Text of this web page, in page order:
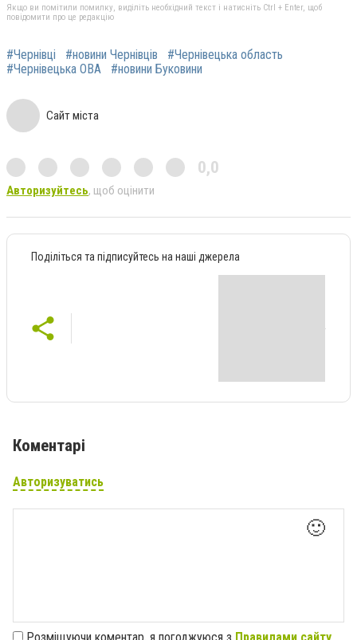
Якщо ви помітили помилку, виділіть необхідний текст і натисніть Ctrl + Enter, щоб
повідомити про це редакцію
#Чернівці #новини Чернівців
#Чернівецька область
#Чернівецька ОВА
#новини Буковини
Сайт міста
0,0
Авторизуйтесь, щоб оцінити
Поділіться та підписуйтесь на наші джерела
Коментарі
Авторизуватись
🙂
Розміщуючи коментар, я погоджуюся з Правилами сайту